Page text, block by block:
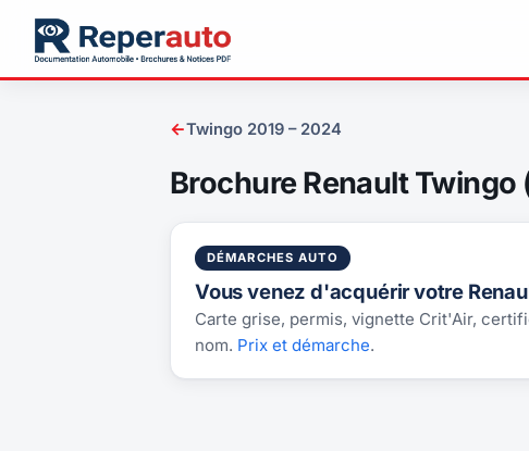
←Twingo 2019 – 2024
Brochure Renault Twingo
DÉMARCHES AUTO
Vous venez d'acquérir votre
Carte grise, permis, vignette Crit'Air,
nom. Prix et démarche.